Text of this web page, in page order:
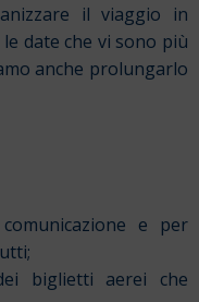
il viaggio in
date che vi sono più
anche prolungarlo
e per
biglietti aerei che